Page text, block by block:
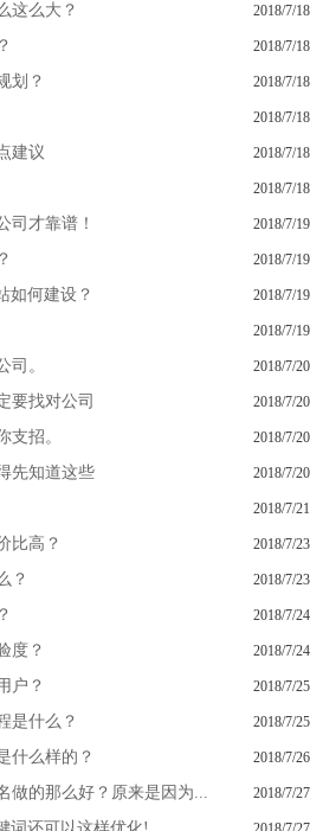
这么大？ 2018/7/18
2018/7/18
划？ 2018/7/18
2018/7/18
建议 2018/7/18
2018/7/18
司才靠谱！ 2018/7/19
2018/7/19
如何建设？ 2018/7/19
2018/7/19
司。 2018/7/20
要找对公司 2018/7/20
支招。 2018/7/20
先知道这些 2018/7/20
2018/7/21
比高？ 2018/7/23
？ 2018/7/23
2018/7/24
度？ 2018/7/24
户？ 2018/7/25
是什么？ 2018/7/25
什么样的？ 2018/7/26
做的那么好？原来是因为... 2018/7/27